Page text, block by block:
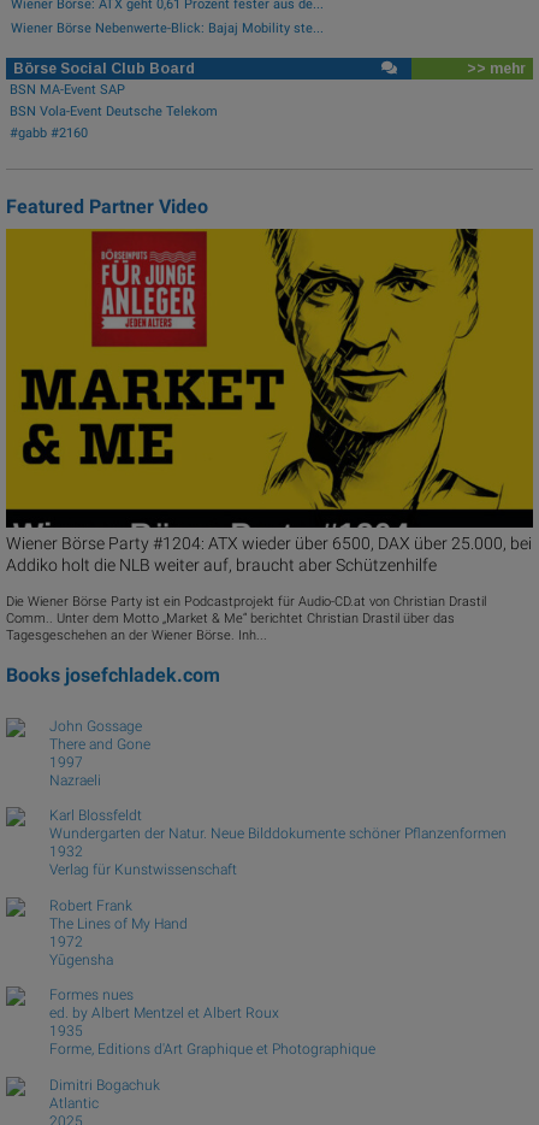
Wiener Börse: ATX geht 0,61 Prozent fester aus de...
Wiener Börse Nebenwerte-Blick: Bajaj Mobility ste...
Börse Social Club Board >> mehr
BSN MA-Event SAP
BSN Vola-Event Deutsche Telekom
#gabb #2160
Featured Partner Video
Wiener Börse Party #1204: ATX wieder über 6500, DAX über 25.000, bei
Addiko holt die NLB weiter auf, braucht aber Schützenhilfe
Die Wiener Börse Party ist ein Podcastprojekt für Audio-CD.at von Christian Drastil
Comm.. Unter dem Motto „Market & Me“ berichtet Christian Drastil über das
Tagesgeschehen an der Wiener Börse. Inh...
Books josefchladek.com
John Gossage
There and Gone
1997
Nazraeli
Karl Blossfeldt
Wundergarten der Natur. Neue Bilddokumente schöner Pflanzenformen
1932
Verlag für Kunstwissenschaft
Robert Frank
The Lines of My Hand
1972
Yūgensha
Formes nues
ed. by Albert Mentzel et Albert Roux
1935
Forme, Editions d'Art Graphique et Photographique
Dimitri Bogachuk
Atlantic
2025